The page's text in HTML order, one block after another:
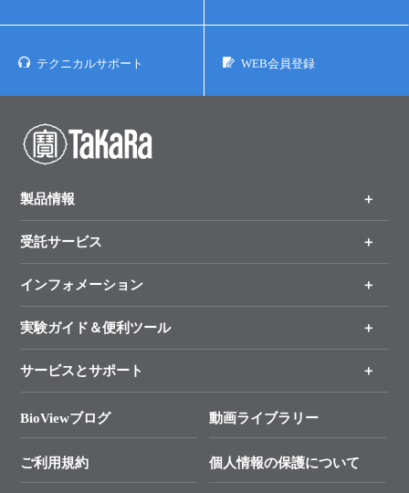
テクニカルサポート WEB会員登録
製品情報
製品一覧
手法から製品を探す
新製品情報
受託サービス
オンライン注文
インフォメーション
キャンペーン
タカラバイオ各種会員募集のお知らせ
終売製品のお知らせ
価格改定のご案内
実験ガイド＆便利ツール
リアルタイムPCR実験のススメ
幹細胞・再生医療研究ガイド
クローニング実験ガイド
サービスとサポート
総合お問い合わせ
BioViewブログ 動画ライブラリー
ご利用規約 個人情報の保護について